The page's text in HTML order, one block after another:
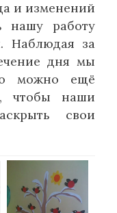
и изменений
нашу работу
Наблюдая за
дня мы
можно ещё
чтобы наши
свои